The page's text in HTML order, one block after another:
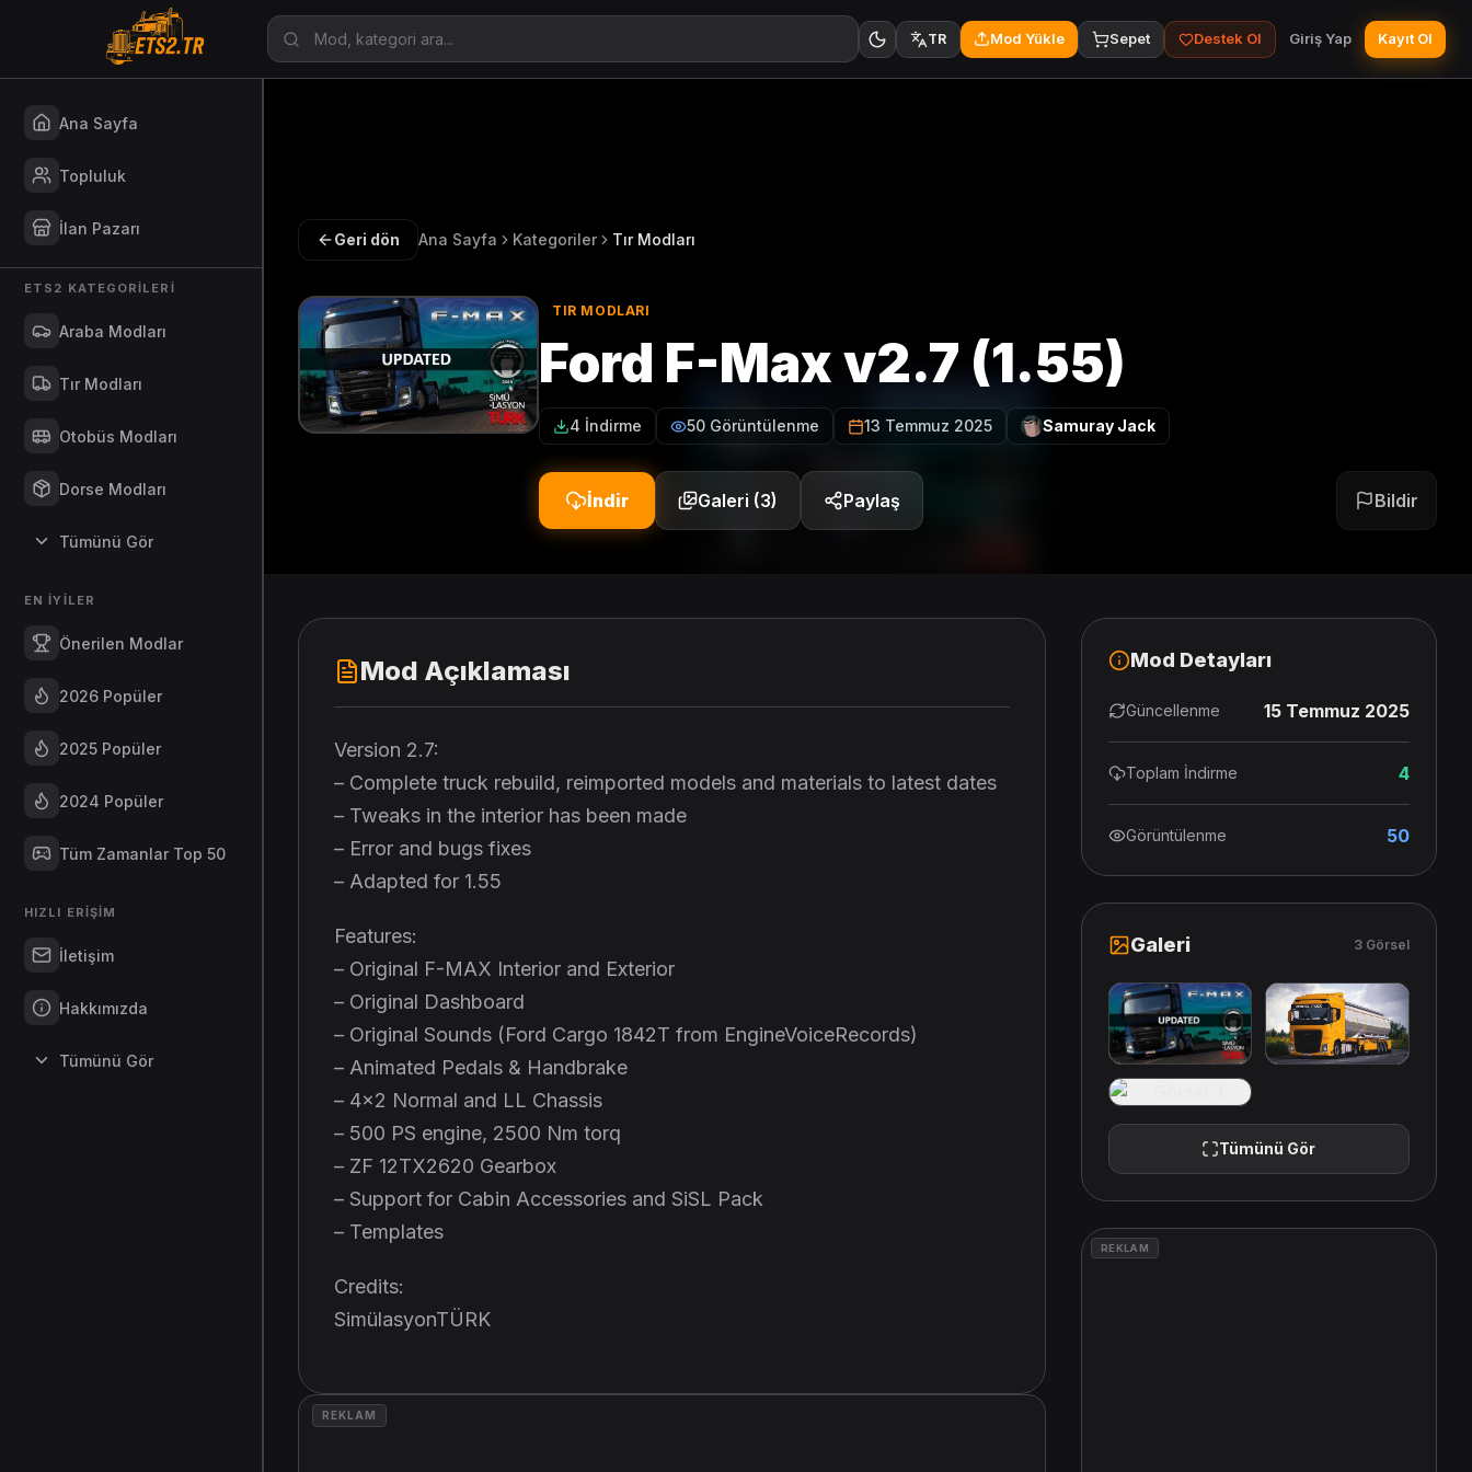
TR Mod Yükle Sepet Destek Ol Giriş Yap Kayıt Ol
Ana Sayfa
Topluluk
İlan Pazarı
ETS2 KATEGORILERI
Araba Modları
Tır Modları
Otobüs Modları
Dorse Modları
Tümünü Gör
EN İYILER
Önerilen Modlar
2026 Popüler
2025 Popüler
2024 Popüler
Tüm Zamanlar Top 50
HIZLI ERIŞIM
İletişim
Hakkımızda
Tümünü Gör
Geri dön Ana Sayfa Kategoriler Tır Modları
TIR MODLARI
Ford F-Max v2.7 (1.55)
4 İndirme 50 Görüntülenme 13 Temmuz 2025 Samuray Jack
İndir Galeri (3) Paylaş Bildir
Mod Açıklaması
Version 2.7:
– Complete truck rebuild, reimported models and materials to latest dates
– Tweaks in the interior has been made
– Error and bugs fixes
– Adapted for 1.55
Features:
– Original F-MAX Interior and Exterior
– Original Dashboard
– Original Sounds (Ford Cargo 1842T from EngineVoiceRecords)
– Animated Pedals & Handbrake
– 4×2 Normal and LL Chassis
– 500 PS engine, 2500 Nm torq
– ZF 12TX2620 Gearbox
– Support for Cabin Accessories and SiSL Pack
– Templates
Credits:
SimülasyonTÜRK
REKLAM
Mod Detayları
Güncellenme 15 Temmuz 2025
Toplam İndirme 4
Görüntülenme 50
Galeri 3 Görsel
Tümünü Gör
REKLAM